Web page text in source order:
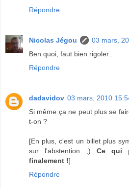
Répondre
Nicolas Jégou
03 mars,
Ben quoi, faut bien rigoler...
Répondre
dadavidov 03 mars, 2010
Si même ça ne peut plus se
t-on ?
[En plus, c'est un billet plus
sur l'abstention ;) Ce qui
finalement !]
Répondre